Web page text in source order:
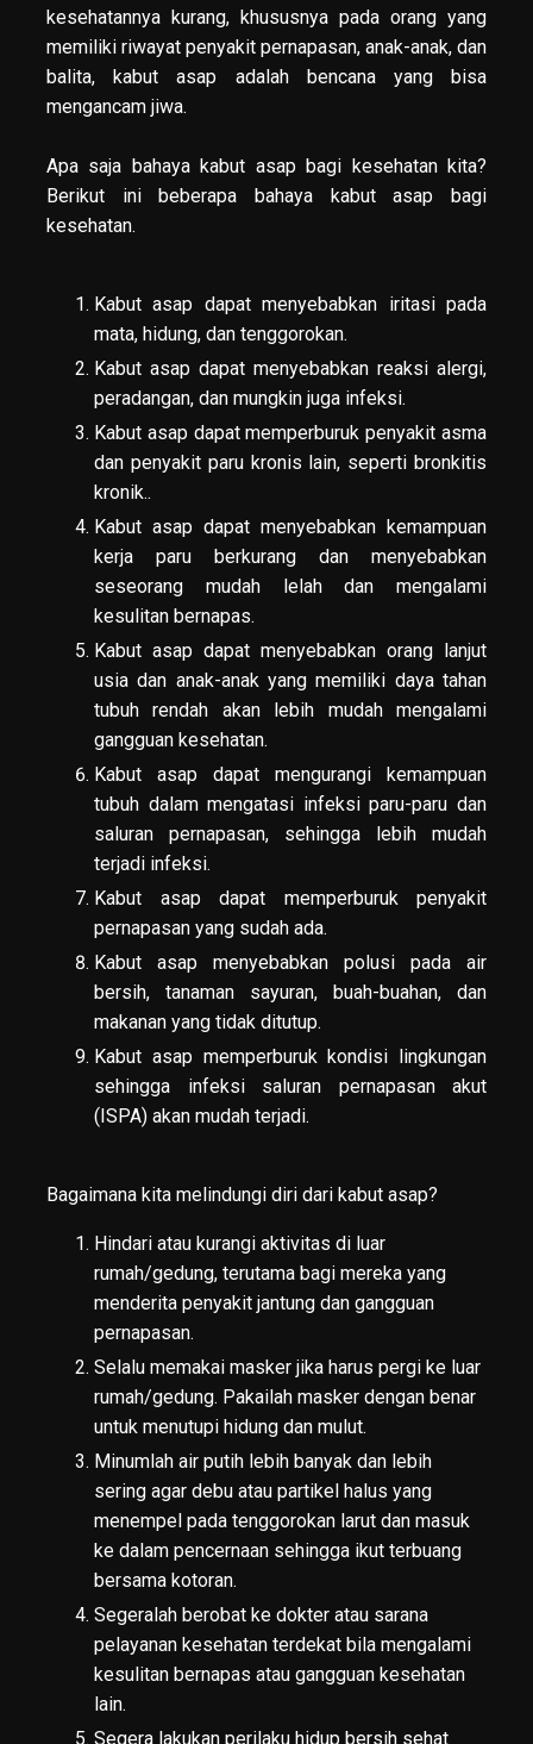
kesehatannya kurang, khususnya pada orang yang
memiliki riwayat penyakit pernapasan, anak-anak, dan
balita, kabut asap adalah bencana yang bisa
mengancam jiwa.
Apa saja bahaya kabut asap bagi kesehatan kita?
Berikut ini beberapa bahaya kabut asap bagi
kesehatan.
Kabut asap dapat menyebabkan iritasi pada
mata, hidung, dan tenggorokan.
Kabut asap dapat menyebabkan reaksi alergi,
peradangan, dan mungkin juga infeksi.
Kabut asap dapat memperburuk penyakit asma
dan penyakit paru kronis lain, seperti bronkitis
kronik..
Kabut asap dapat menyebabkan kemampuan
kerja paru berkurang dan menyebabkan
seseorang mudah lelah dan mengalami
kesulitan bernapas.
Kabut asap dapat menyebabkan orang lanjut
usia dan anak-anak yang memiliki daya tahan
tubuh rendah akan lebih mudah mengalami
gangguan kesehatan.
Kabut asap dapat mengurangi kemampuan
tubuh dalam mengatasi infeksi paru-paru dan
saluran pernapasan, sehingga lebih mudah
terjadi infeksi.
Kabut asap dapat memperburuk penyakit
pernapasan yang sudah ada.
Kabut asap menyebabkan polusi pada air
bersih, tanaman sayuran, buah-buahan, dan
makanan yang tidak ditutup.
Kabut asap memperburuk kondisi lingkungan
sehingga infeksi saluran pernapasan akut
(ISPA) akan mudah terjadi.
Bagaimana kita melindungi diri dari kabut asap?
Hindari atau kurangi aktivitas di luar
rumah/gedung, terutama bagi mereka yang
menderita penyakit jantung dan gangguan
pernapasan.
Selalu memakai masker jika harus pergi ke luar
rumah/gedung. Pakailah masker dengan benar
untuk menutupi hidung dan mulut.
Minumlah air putih lebih banyak dan lebih
sering agar debu atau partikel halus yang
menempel pada tenggorokan larut dan masuk
ke dalam pencernaan sehingga ikut terbuang
bersama kotoran.
Segeralah berobat ke dokter atau sarana
pelayanan kesehatan terdekat bila mengalami
kesulitan bernapas atau gangguan kesehatan
lain.
Segera lakukan perilaku hidup bersih sehat